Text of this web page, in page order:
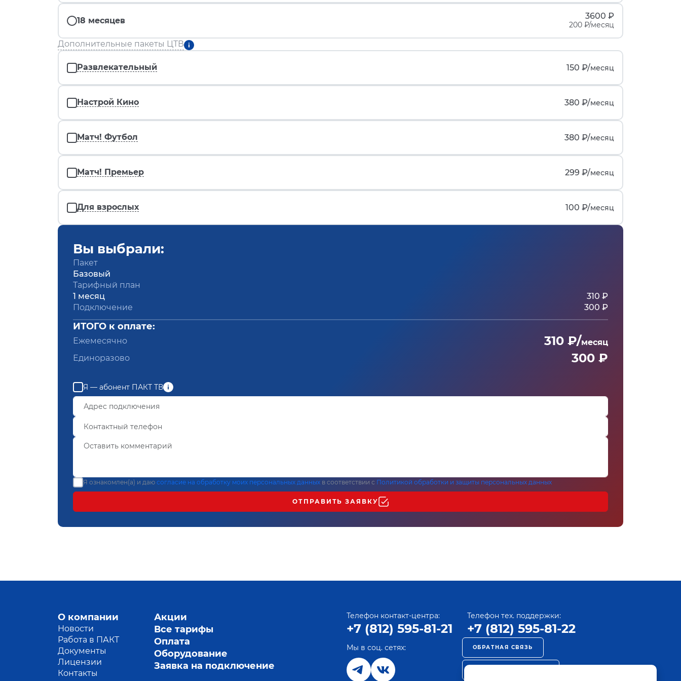
18 месяцев 3600 ₽
200 ₽/месяц
Дополнительные пакеты ЦТВ
Развлекательный 150 ₽/месяц
Настрой Кино 380 ₽/месяц
Матч! Футбол 380 ₽/месяц
Матч! Премьер 299 ₽/месяц
Для взрослых 100 ₽/месяц
Вы выбрали:
Пакет
Базовый
Тарифный план
1 месяц
310 ₽
Подключение
300 ₽
ИТОГО к оплате:
Ежемесячно 310 ₽/месяц
Единоразово
300 ₽
Я — абонент ПАКТ ТВ
Я ознакомлен(а) и даю согласие на обработку моих персональных данных в соответствии с Политикой обработки и защиты персональных данных
ОТПРАВИТЬ ЗАЯВКУ
О компании
Новости
Работа в ПАКТ
Документы
Лицензии
Контакты
Акции
Все тарифы
Оплата
Оборудование
Заявка на подключение
Телефон контакт-центра:
+7 (812) 595-81-21
Телефон тех. поддержки:
+7 (812) 595-81-22
Мы в соц. сетях: ОБРАТНАЯ СВЯЗЬ